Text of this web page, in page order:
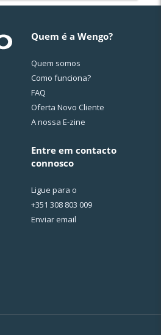
Quem é a Wengo?
Quem somos
Como funciona?
FAQ
Oferta Novo Cliente
A nossa E-zine
Entre em contacto
connosco
Ligue para o
+351 308 803 009
Enviar email